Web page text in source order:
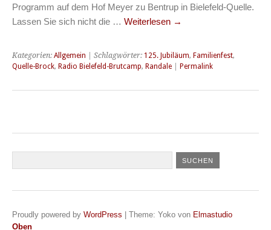
Programm auf dem Hof Meyer zu Bentrup in Bielefeld-Quelle.
Lassen Sie sich nicht die … Weiterlesen →
Kategorien: Allgemein | Schlagwörter: 125. Jubiläum, Familienfest,
Quelle-Brock, Radio Bielefeld-Brutcamp, Randale Permalink
Proudly powered by WordPress | Theme: Yoko von Elmastudio
Oben